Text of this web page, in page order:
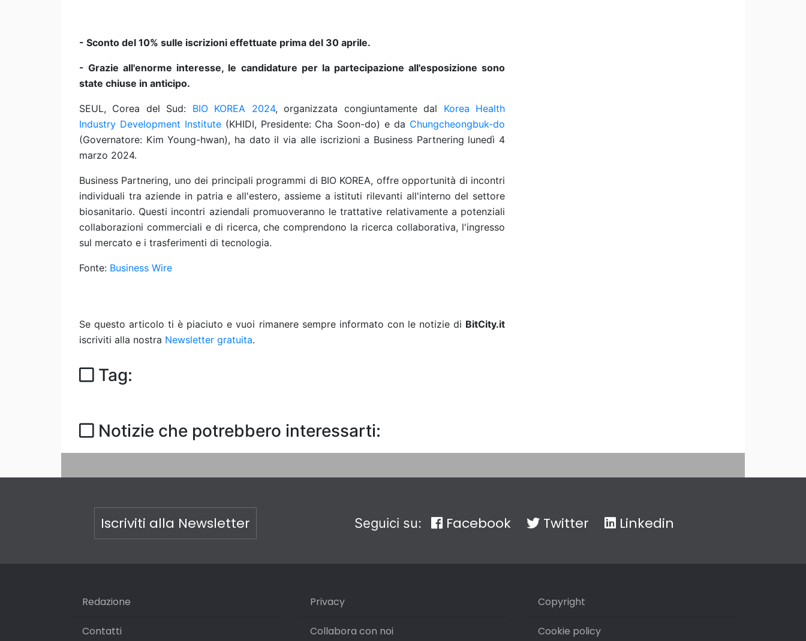
- Sconto del 10% sulle iscrizioni effettuate prima del 30 aprile.
- Grazie all'enorme interesse, le candidature per la partecipazione all'esposizione sono
state chiuse in anticipo.
SEUL, Corea del Sud: BIO KOREA 2024, organizzata congiuntamente dal Korea Health
Industry Development Institute(KHIDI, Presidente: Cha Soon-do) e da Chungcheongbuk-do
(Governatore: Kim Young-hwan), ha dato il via alle iscrizioni a Business Partnering lunedì 4
marzo 2024.
Business Partnering, uno dei principali programmi di BIO KOREA, offre opportunità di incontri
individuali tra aziende in patria e all'estero, assieme a istituti rilevanti all'interno del settore
biosanitario. Questi incontri aziendali promuoveranno le trattative relativamente a potenziali
collaborazioni commerciali e di ricerca, che comprendono la ricerca collaborativa, l'ingresso
sul mercato e i trasferimenti di tecnologia.
Fonte: Business Wire
Se questo articolo ti è piaciuto e vuoi rimanere sempre informato con le notizie di BitCity.it
iscriviti alla nostra Newsletter gratuita.
Tag:
Notizie che potrebbero interessarti:
Iscriviti alla Newsletter Seguici su: Facebook Twitter Linkedin
Redazione
Contatti
Privacy
Collabora con noi
Copyright
Cookie policy